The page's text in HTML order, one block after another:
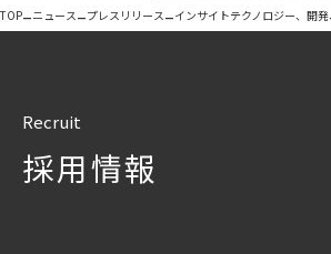
TOP–ニュース –プレスリリース –
Recruit
採用情報